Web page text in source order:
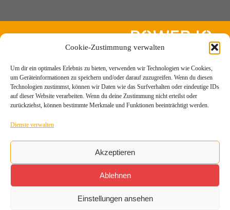
Cookie-Zustimmung verwalten
Um dir ein optimales Erlebnis zu bieten, verwenden wir Technologien wie Cookies,
um Geräteinformationen zu speichern und/oder darauf zuzugreifen. Wenn du diesen
Technologien zustimmst, können wir Daten wie das Surfverhalten oder eindeutige IDs
auf dieser Website verarbeiten. Wenn du deine Zustimmung nicht erteilst oder
zurückziehst, können bestimmte Merkmale und Funktionen beeinträchtigt werden.
Dienste verwalten
Akzeptieren
Ablehnen
Einstellungen ansehen
POWERJO. GmbH
Nedderstraße 9
42551 Velbert
Tel. +49 176 76204499